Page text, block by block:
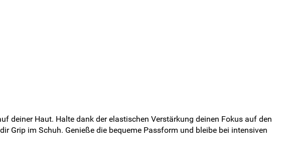
deiner Haut. Halte dank der elastischen Verstärkung deinen Fokus auf den
Grip im Schuh. Genieße die bequeme Passform und bleibe bei intensiven